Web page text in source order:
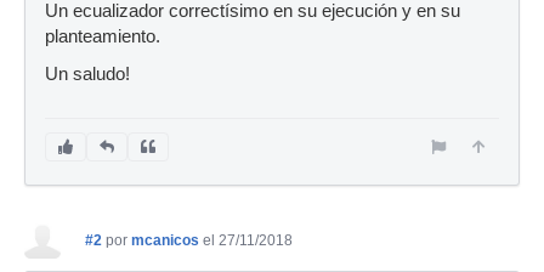
Un ecualizador correctísimo en su ejecución y en su
planteamiento.
Un saludo!
#2 por mcanicos el 27/11/2018